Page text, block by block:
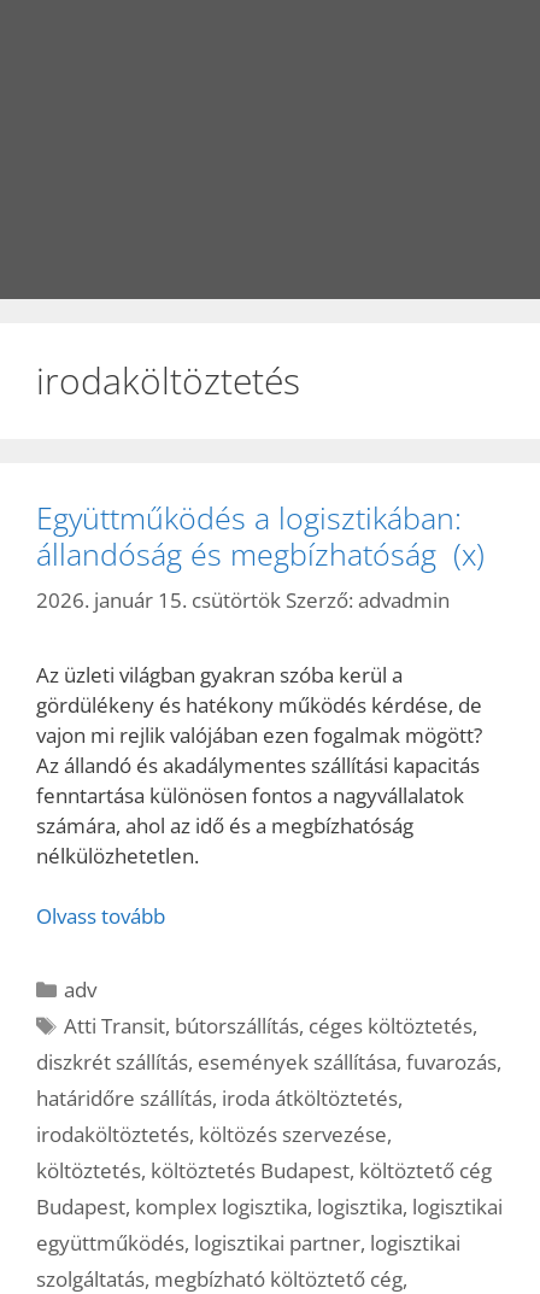
irodaköltöztetés
Együttműködés a logisztikában:
állandóság és megbízhatóság (x)
2026. január 15. csütörtök Szerző: advadmin
Az üzleti világban gyakran szóba kerül a
gördülékeny és hatékony működés kérdése, de
vajon mi rejlik valójában ezen fogalmak mögött?
Az állandó és akadálymentes szállítási kapacitás
fenntartása különösen fontos a nagyvállalatok
számára, ahol az idő és a megbízhatóság
nélkülözhetetlen.
Olvass tovább
Kategória
adv
Címkék
Atti Transit, bútorszállítás, céges költöztetés,
diszkrét szállítás, események szállítása, fuvarozás,
határidőre szállítás, iroda átköltöztetés,
irodaköltöztetés, költözés szervezése,
költöztetés, költöztetés Budapest, költöztető cég
Budapest, komplex logisztika, logisztika, logisztikai
együttműködés, logisztikai partner, logisztikai
szolgáltatás, megbízható költöztető cég,